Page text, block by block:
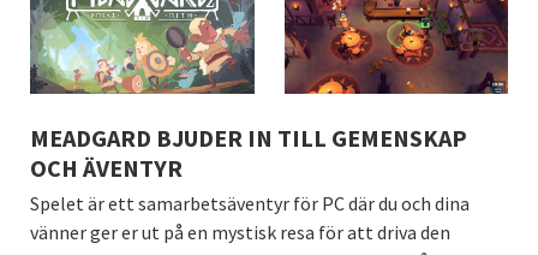
MEADGARD BJUDER IN TILL GEMENSKAP
OCH ÄVENTYR
Spelet är ett samarbetsäventyr för PC där du och dina
vänner ger er ut på en mystisk resa för att driva den